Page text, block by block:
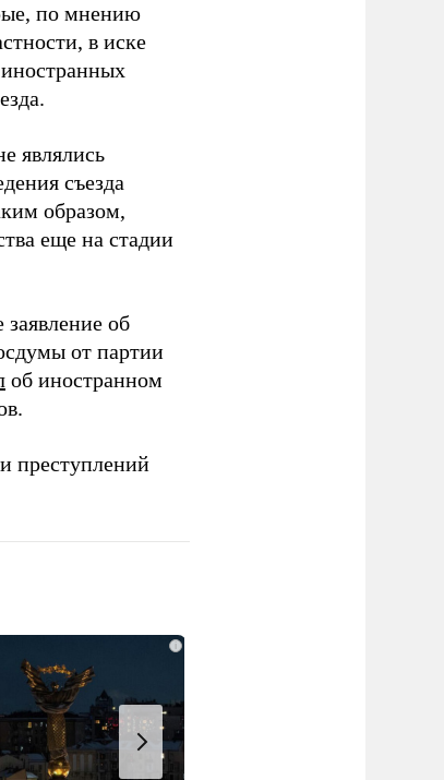
по мнению
в иске
иностранных
являлись
съезда
образом,
еще на стадии
заявление об
от партии
об иностранном
преступлений
i